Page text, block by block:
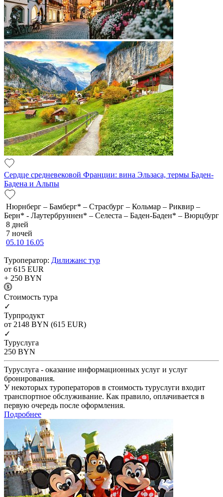
Сердце средневековой Франции: вина Эльзаса, термы Баден-
Бадена и Альпы
Нюрнберг – Бамберг* – Страсбург – Кольмар – Риквир –
Берн* - Лаутербруннен* – Селеста – Баден-Баден* – Вюрцбург
8 дней
7 ночей
05.10 16.05
Туроператор: Дилижанс тур
от 615 EUR
+ 250 BYN
Cтоимость тура
✓
Турпродукт
от 2148 BYN (615 EUR)
✓
Туруслуга
250 BYN
Туруслуга - оказание информационных услуг и услуг
бронирования.
У некоторых туроператоров в стоимость туруслуги входит
транспортное обслуживание. Как правило, оплачивается в
первую очередь после оформления.
Подробнее